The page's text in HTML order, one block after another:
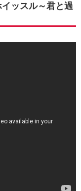
ッスル～君と過